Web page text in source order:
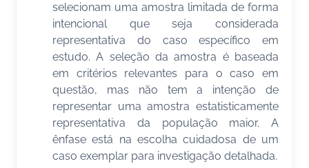
selecionam uma amostra limitada de forma
intencional que seja considerada
representativa do caso específico em
estudo. A seleção da amostra é baseada
em critérios relevantes para o caso em
questão, mas não tem a intenção de
representar uma amostra estatisticamente
representativa da população maior. A
ênfase está na escolha cuidadosa de um
caso exemplar para investigação detalhada.